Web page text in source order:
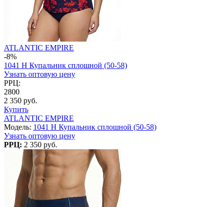
ATLANTIC EMPIRE
-8%
1041 H Купальник сплошной (50-58)
Узнать оптовую цену
РРЦ:
2800
2 350 руб.
Купить
ATLANTIC EMPIRE
Модель: 1041 H Купальник сплошной (50-58)
Узнать оптовую цену
РРЦ: 2 350 руб.